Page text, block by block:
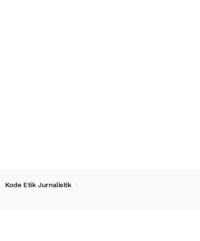
Kode Etik Jurnalistik